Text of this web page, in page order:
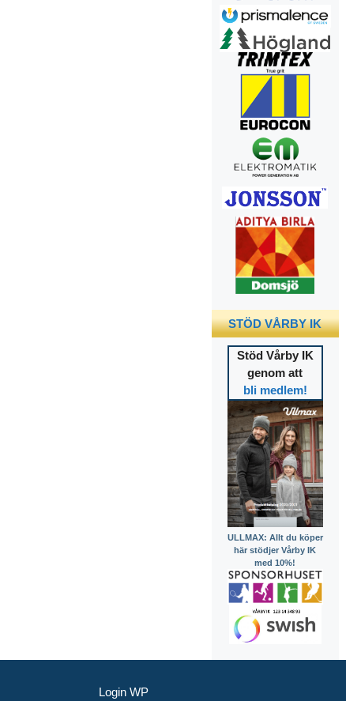
STÖD VÅRBY IK
Stöd Vårby IK
genom att
bli medlem!
ULLMAX: Allt du köper
här stödjer Vårby IK
med 10%!
Login WP